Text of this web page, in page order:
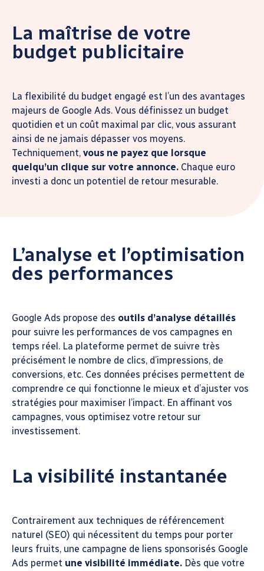
La maîtrise de votre
budget publicitaire
La flexibilité du budget engagé est l’un des avantages
majeurs de Google Ads. Vous définissez un budget
quotidien et un coût maximal par clic, vous assurant
ainsi de ne jamais dépasser vos moyens.
Techniquement, vous ne payez que lorsque
quelqu’un clique sur votre annonce. Chaque euro
investi a donc un potentiel de retour mesurable.
L’analyse et l’optimisation
des performances
Google Ads propose des outils d’analyse détaillés
pour suivre les performances de vos campagnes en
temps réel. La plateforme permet de suivre très
précisément le nombre de clics, d’impressions, de
conversions, etc. Ces données précises permettent de
comprendre ce qui fonctionne le mieux et d’ajuster vos
stratégies pour maximiser l’impact. En affinant vos
campagnes, vous optimisez votre retour sur
investissement.
La visibilité instantanée
Contrairement aux techniques de référencement
naturel (SEO) qui nécessitent du temps pour porter
leurs fruits, une campagne de liens sponsorisés Google
Ads permet une visibilité immédiate. Dès que votre